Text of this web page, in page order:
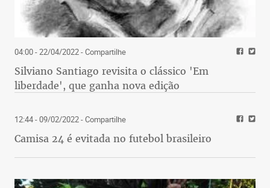
04:00 - 22/04/2022- Compartilhe
Silviano Santiago revisita o clássico 'Em
liberdade', que ganha nova edição
12:44 - 09/02/2022- Compartilhe
Camisa 24 é evitada no futebol brasileiro